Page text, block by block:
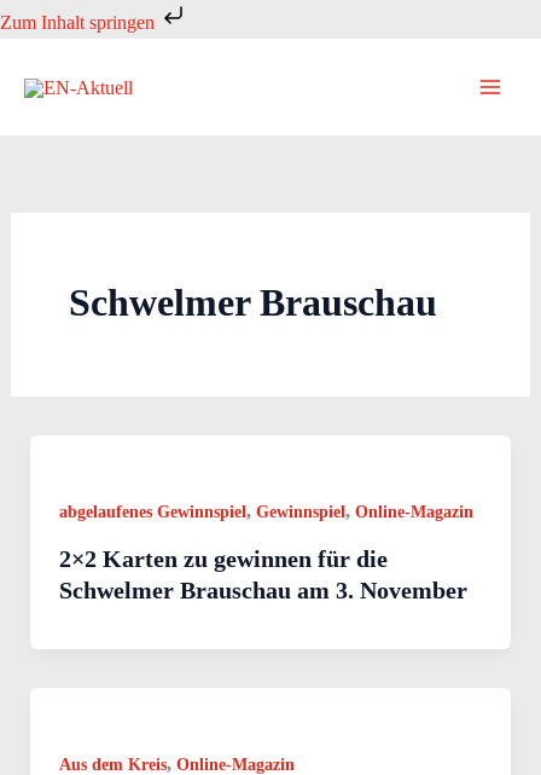
Zum Inhalt springen
Zum
springen
Schwelmer Brauschau
abgelaufenes Gewinnspiel, Gewinnspiel, Online-Magazin
2×2 Karten zu gewinnen für die
Schwelmer Brauschau am 3. November
Aus dem Kreis, Online-Magazin